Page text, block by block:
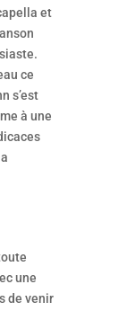
et
ce
s’est
à une
une
de venir